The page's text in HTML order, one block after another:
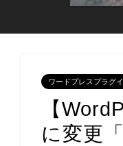
ワードプレスプラグ
【
に変更